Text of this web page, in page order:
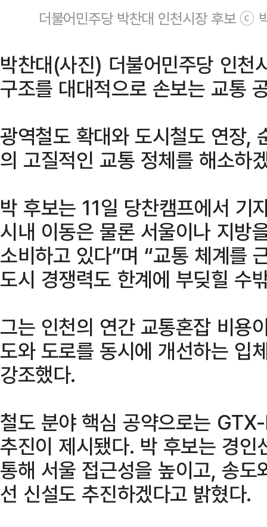
더불어민주당 박찬대 인천시장 후보 ⓒ
박찬대(사진) 더불어민주당 인천
구조를 대대적으로 손보는 교통
광역철도 확대와 도시철도 연장,
의 고질적인 교통 정체를 해소하
박 후보는 11일 당찬캠프에서 기
시내 이동은 물론 서울이나 지방
소비하고 있다”며 “교통 체계를
도시 경쟁력도 한계에 부딪힐 수
그는 인천의 연간 교통혼잡 비용
도와 도로를 동시에 개선하는 입
강조했다.
철도 분야 핵심 공약으로는
추진이 제시됐다. 박 후보는 경
통해 서울 접근성을 높이고, 송
선 신설도 추진하겠다고 밝혔다.